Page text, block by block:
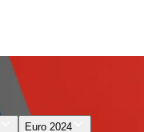
Euro 2024